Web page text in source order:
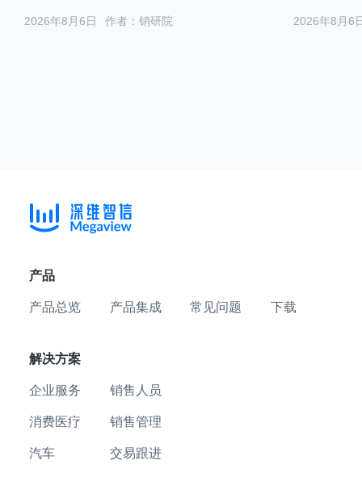
作者：销研院
2026年8月6日 2026年8月6
产品
产品总览 产品集成 常见问题 下载
解决方案
企业服务
消费医疗
汽车
销售人员
销售管理
交易跟进